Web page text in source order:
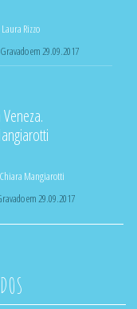
Laura Rizzo
em 29.09.2017
Chiara Mangiarotti
em 29.09.2017